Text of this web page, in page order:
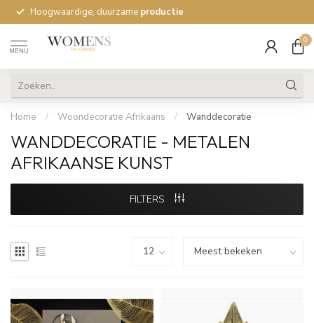
Hoogwaardige, duurzame productie
MENU
0
Home / Woondecoratie Afrikaans / Wanddecoratie
WANDDECORATIE - METALEN
AFRIKAANSE KUNST
FILTERS